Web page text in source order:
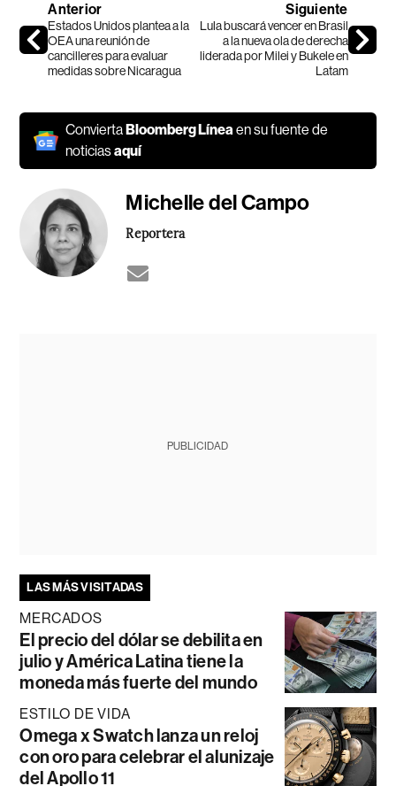
Anterior
Estados Unidos plantea a la
OEA una reunión de
cancilleres para evaluar
medidas sobre Nicaragua
Siguiente
Lula buscará vencer en Brasil
a la nueva ola de derecha
liderada por Milei y Bukele en
Latam
ConviertaBloomberg Líneaen su fuente de
noticiasaquí
Michelle del Campo
Reportera
PUBLICIDAD
LAS MÁS VISITADAS
MERCADOS
El precio del dólar se debilita en
julio y América Latina tiene la
moneda más fuerte del mundo
ESTILO DE VIDA
Omega x Swatch lanza un reloj
con oro para celebrar el alunizaje
del Apollo 11